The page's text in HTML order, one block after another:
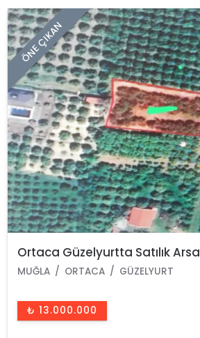
ÖNE ÇIKAN
Ortaca Güzelyurtta Satılık Arsa
MUĞLA ORTACA GÜZELYURT
₺ 13.000.000